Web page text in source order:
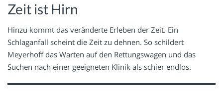
Zeit ist Hirn
Hinzu kommt das veränderte Erleben der Zeit. Ein
Schlaganfall scheint die Zeit zu dehnen. So schildert
Meyerhoff das Warten auf den Rettungswagen und das
Suchen nach einer geeigneten Klinik als schier endlos.